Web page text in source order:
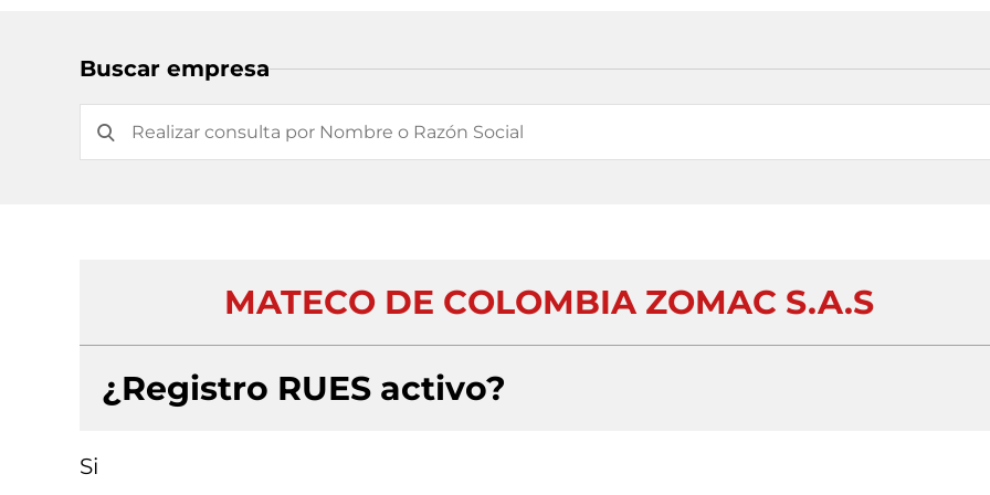
Buscar empresa
MATECO DE COLOMBIA ZOMAC S.A.S
¿Registro RUES activo?
Si